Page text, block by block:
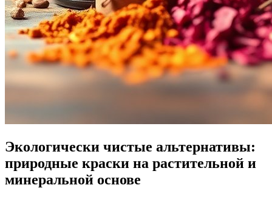
Экологически чистые альтернативы:
природные краски на растительной и
минеральной основе